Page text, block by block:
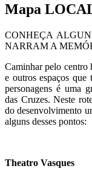
Mapa
CONHEÇA
NARRAM A
Caminhar pelo centro
e outros espaços que
personagens é uma
das Cruzes. Neste
do desenvolvimento
alguns desses pontos:
Theatro Vasques